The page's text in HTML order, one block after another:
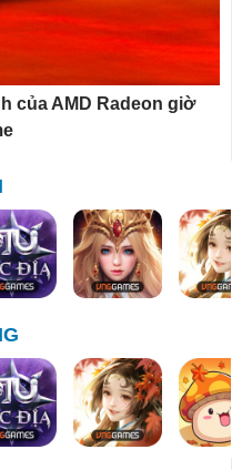
của AMD Radeon giờ